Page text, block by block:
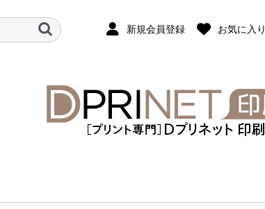
新規会員登録 お気に入り